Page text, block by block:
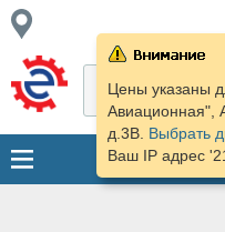
Цены указаны
Авиационная",
д.3В. Выбрать
Ваш IP адрес